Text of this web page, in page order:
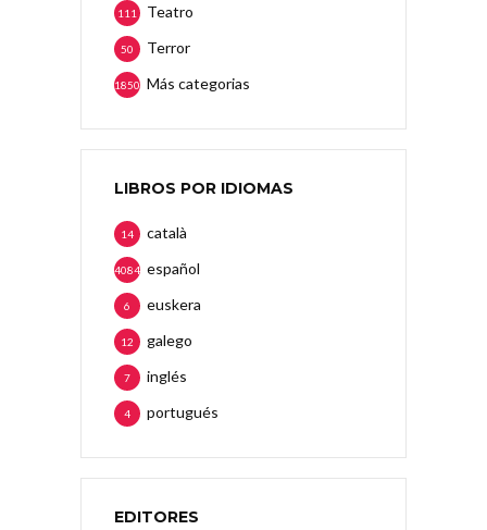
Teatro
111
Terror
50
Más categorias
1850
LIBROS POR IDIOMAS
català
14
español
4084
euskera
6
galego
12
inglés
7
portugués
4
EDITORES